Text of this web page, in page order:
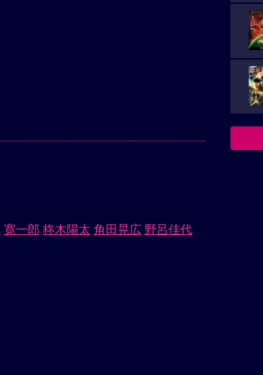
寛一郎 柊木陽太 角田晃広 野呂佳代